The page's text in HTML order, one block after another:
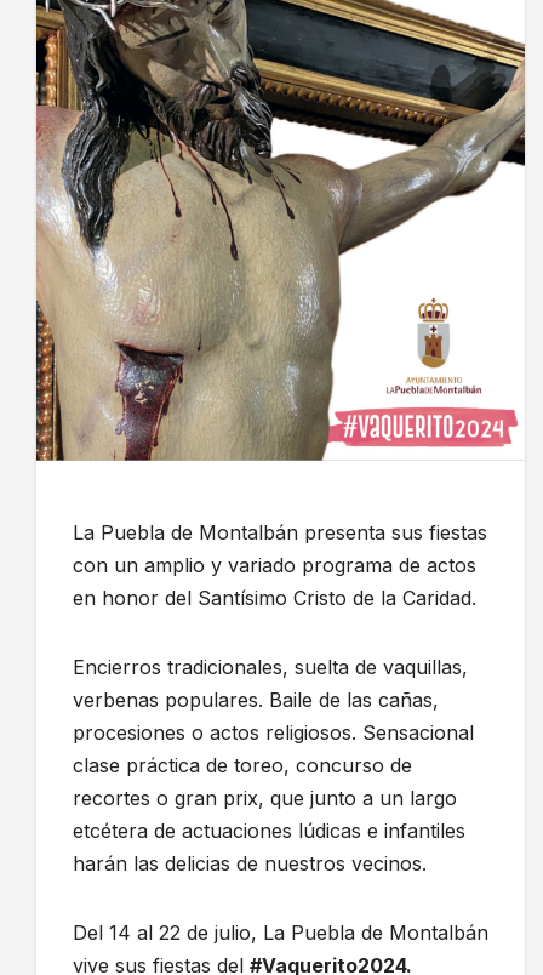
La Puebla de Montalbán presenta sus fiestas
con un amplio y variado programa de actos
en honor del Santísimo Cristo de la Caridad.
Encierros tradicionales, suelta de vaquillas,
verbenas populares. Baile de las cañas,
procesiones o actos religiosos. Sensacional
clase práctica de toreo, concurso de
recortes o gran prix, que junto a un largo
etcétera de actuaciones lúdicas e infantiles
harán las delicias de nuestros vecinos.
Del 14 al 22 de julio, La Puebla de Montalbán
vive sus fiestas del #Vaquerito2024.